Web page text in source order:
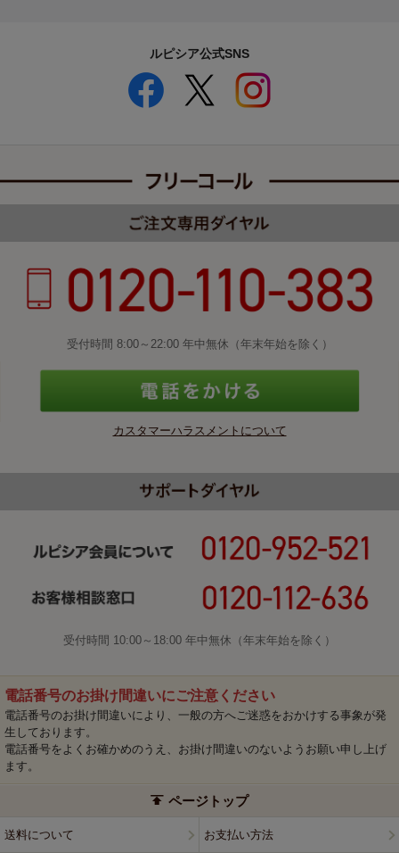
ルピシア公式SNS
受付時間 8:00～22:00 年中無休（年末年始を除く）
カスタマーハラスメントについて
受付時間 10:00～18:00 年中無休（年末年始を除く）
電話番号のお掛け間違いにご注意ください
電話番号のお掛け間違いにより、一般の方へご迷惑をおかけする事象が発
生しております。
電話番号をよくお確かめのうえ、お掛け間違いのないようお願い申し上げ
ます。
ページトップ
送料について お支払い方法